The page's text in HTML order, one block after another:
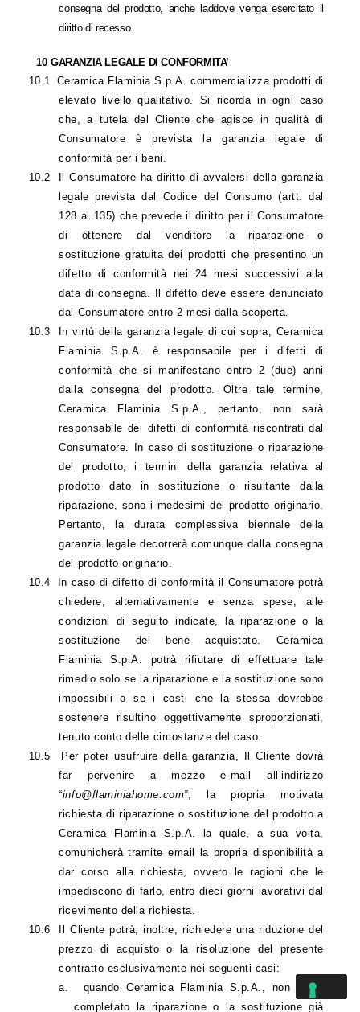
consegna del prodotto, anche laddove venga esercitato il
diritto di recesso.
10 GARANZIA LEGALE DI CONFORMITA’
10.1
Ceramica Flaminia S.p.A. commercializza prodotti di
elevato livello qualitativo. Si ricorda in ogni caso
che, a tutela del Cliente che agisce in qualità di
Consumatore è prevista la garanzia legale di
conformità per i beni.
10.2
Il Consumatore ha diritto di avvalersi della garanzia
legale prevista dal Codice del Consumo (artt. dal
128 al 135) che prevede il diritto per il Consumatore
di ottenere dal venditore la riparazione o
sostituzione gratuita dei prodotti che presentino un
difetto di conformità nei 24 mesi successivi alla
data di consegna. Il difetto deve essere denunciato
dal Consumatore entro 2 mesi dalla scoperta.
10.3
In virtù della garanzia legale di cui sopra, Ceramica
Flaminia S.p.A. è responsabile per i difetti di
conformità che si manifestano entro 2 (due) anni
dalla consegna del prodotto. Oltre tale termine,
Ceramica Flaminia S.p.A., pertanto, non sarà
responsabile dei difetti di conformità riscontrati dal
Consumatore. In caso di sostituzione o riparazione
del prodotto, i termini della garanzia relativa al
prodotto dato in sostituzione o risultante dalla
riparazione, sono i medesimi del prodotto originario.
Pertanto, la durata complessiva biennale della
garanzia legale decorrerà comunque dalla consegna
del prodotto originario.
10.4
In caso di difetto di conformità il Consumatore potrà
chiedere, alternativamente e senza spese, alle
condizioni di seguito indicate, la riparazione o la
sostituzione del bene acquistato. Ceramica
Flaminia S.p.A. potrà rifiutare di effettuare tale
rimedio solo se la riparazione e la sostituzione sono
impossibili o se i costi che la stessa dovrebbe
sostenere risultino oggettivamente sproporzionati,
tenuto conto delle circostanze del caso.
10.5
Per poter usufruire della garanzia, Il Cliente dovrà
far pervenire a mezzo e-mail all’indirizzo
“info@flaminiahome.com”, la propria motivata
richiesta di riparazione o sostituzione del prodotto a
Ceramica Flaminia S.p.A. la quale, a sua volta,
comunicherà tramite email la propria disponibilità a
dar corso alla richiesta, ovvero le ragioni che le
impediscono di farlo, entro dieci giorni lavorativi dal
ricevimento della richiesta.
10.6
Il Cliente potrà, inoltre, richiedere una riduzione del
prezzo di acquisto o la risoluzione del presente
contratto esclusivamente nei seguenti casi:
a.
quando Ceramica Flaminia S.p.A.,
non abbia
completato la riparazione o la sostituzione già